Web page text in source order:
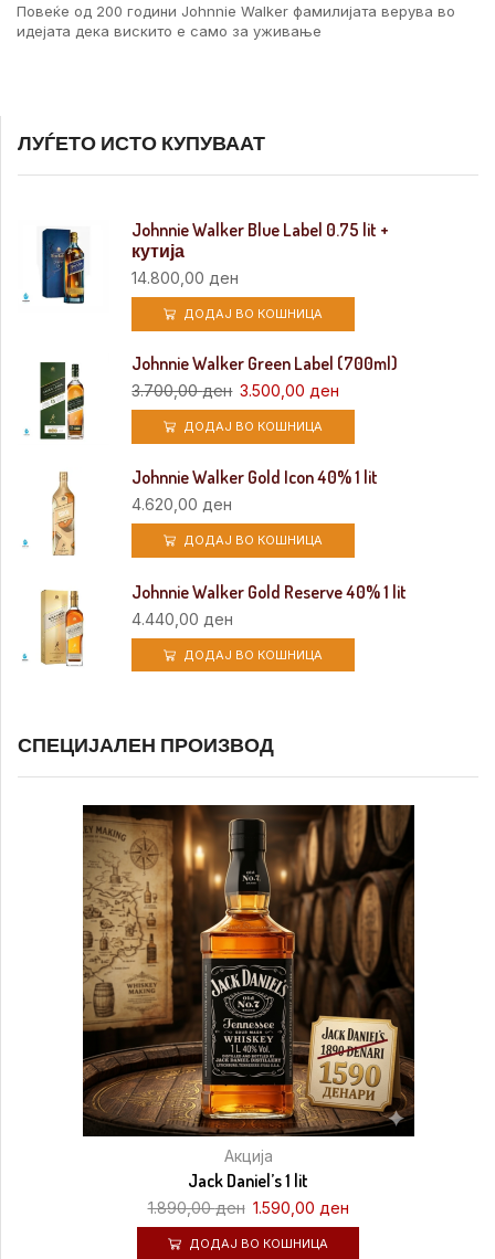
Повеќе од 200 години Johnnie Walker фамилијата верува во
идејата дека вискито е само за уживање
ЛУЃЕТО ИСТО КУПУВААТ
Johnnie Walker Blue Label 0.75 lit +
кутија
14.800,00ден
ДОДАЈ ВО КОШНИЦА
Johnnie Walker Green Label (700ml)
3.700,00ден 3.500,00 ден
ДОДАЈ ВО КОШНИЦА
Johnnie Walker Gold Icon 40% 1 lit
4.620,00ден
ДОДАЈ ВО КОШНИЦА
Johnnie Walker Gold Reserve 40% 1 lit
4.440,00 ден
ДОДАЈ ВО КОШНИЦА
СПЕЦИЈАЛЕН ПРОИЗВОД
Акција
Jack Daniel’s 1 lit
1.890,00ден 1.590,00 ден
ДОДАЈ ВО КОШНИЦА